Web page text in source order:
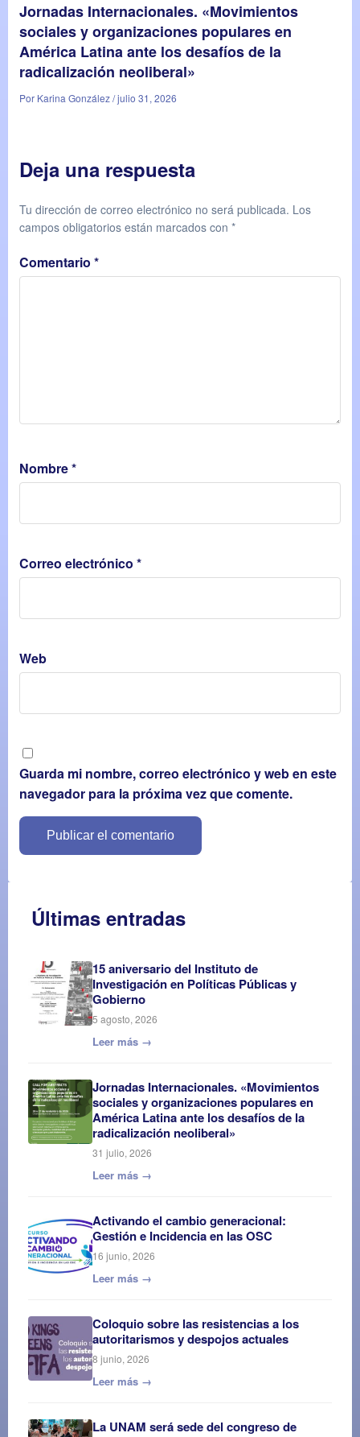
Jornadas Internacionales. «Movimientos
sociales y organizaciones populares en
América Latina ante los desafíos de la
radicalización neoliberal»
Por Karina González / julio 31, 2026
Deja una respuesta
Tu dirección de correo electrónico no será publicada. Los
campos obligatorios están marcados con *
Comentario *
Nombre*
Correo electrónico *
Web
Guarda mi nombre, correo electrónico y web en este
navegador para la próxima vez que comente.
Últimas entradas
15 aniversario del Instituto de
Investigación en Políticas Públicas y
Gobierno
5 agosto, 2026
Leer más →
Jornadas Internacionales. «Movimientos
sociales y organizaciones populares en
América Latina ante los desafíos de la
radicalización neoliberal»
31 julio, 2026
Leer más →
Activando el cambio generacional:
Gestión e Incidencia en las OSC
16 junio, 2026
Leer más →
Coloquio sobre las resistencias a los
autoritarismos y despojos actuales
8 junio, 2026
Leer más →
La UNAM será sede del congreso de